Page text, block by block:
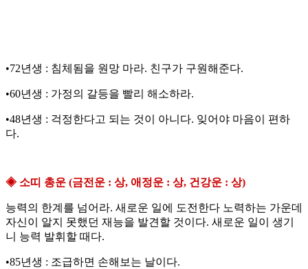
•72년생 : 침체됨을 원망 마라. 친구가 구원해준다.
•60년생 : 가정의 갈등을 빨리 해소하라.
•48년생 : 걱정한다고 되는 것이 아니다. 잊어야 마음이 편하
다.
◈ 소띠 총운 (금전운 : 상, 애정운 : 상, 건강운 : 상)
능력의 한계를 넘어라. 새로운 일에 도전한다 노력하는 가운데
자신이 알지 못했던 재능을 발견할 것이다. 새로운 일이 생기
니 능력 발휘할 때다.
•85년생 : 조급하면 손해보는 날이다.